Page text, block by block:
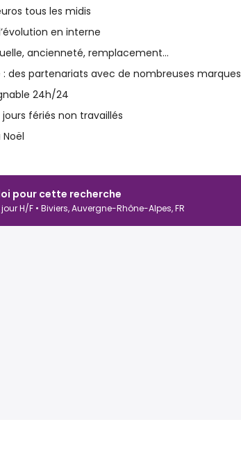
tous les midis
en interne
ancienneté, remplacement…
des partenariats avec de nombreuses marques
24h/24
fériés non travaillés
pour cette recherche
H/F • Biviers, Auvergne-Rhône-Alpes, FR